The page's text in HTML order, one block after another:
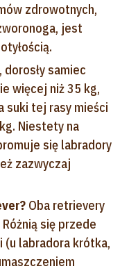
zdrowotnych,
jest
dorosły samiec
więcej niż 35 kg,
suki tej rasy mieści
Niestety na
się labradory
zazwyczaj
Oba retrievery
się przede
(u labradora krótka,